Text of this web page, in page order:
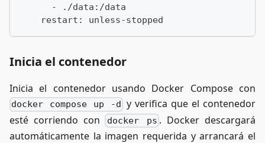
      - ./data:/data
    restart: unless-stopped
Inicia el contenedor
Inicia el contenedor usando Docker Compose con
docker compose up -d y verifica que el contenedor
esté corriendo con docker ps . Docker descargará
automáticamente la imagen requerida y arrancará el